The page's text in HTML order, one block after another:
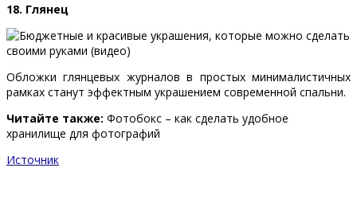
18. Глянец
Обложки глянцевых журналов в простых минималистичных
рамках станут эффектным украшением современной спальни.
Читайте также: Фотобокс – как сделать удобное
хранилище для фотографий
Источник